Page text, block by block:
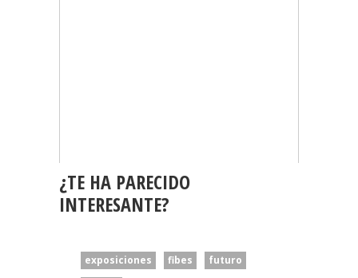
¿TE HA PARECIDO
INTERESANTE?
exposiciones fibes
futuro